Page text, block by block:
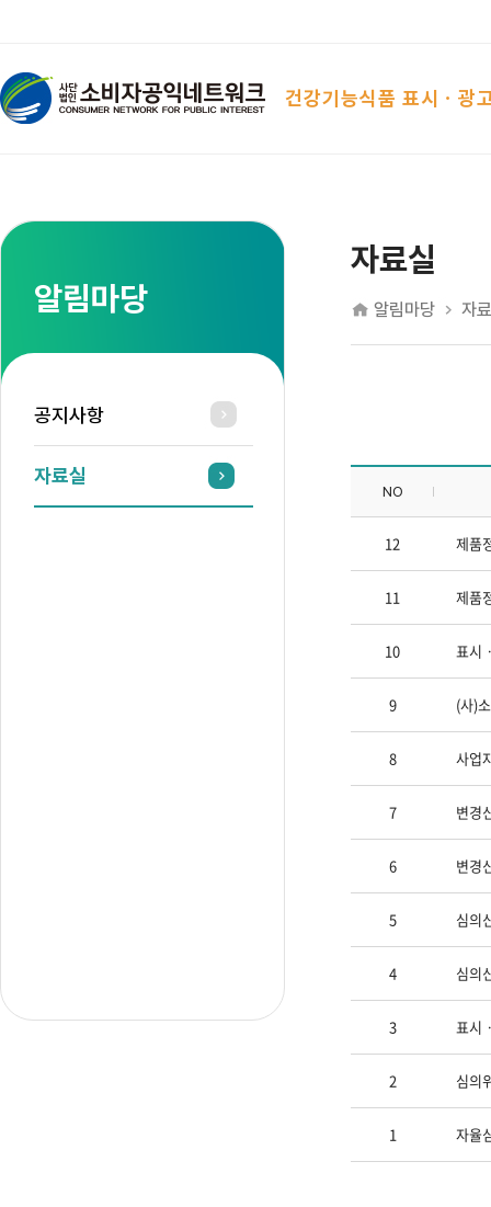
건강기능식품 표시ㆍ광
알림마당
공지사항
자료실
자료실
알림마당 자
NO
12
11
10 표시
9 (사)
8 사업
7 변경
6 변경
5 심의
4 심의
3 표시
2 심의
1 자율